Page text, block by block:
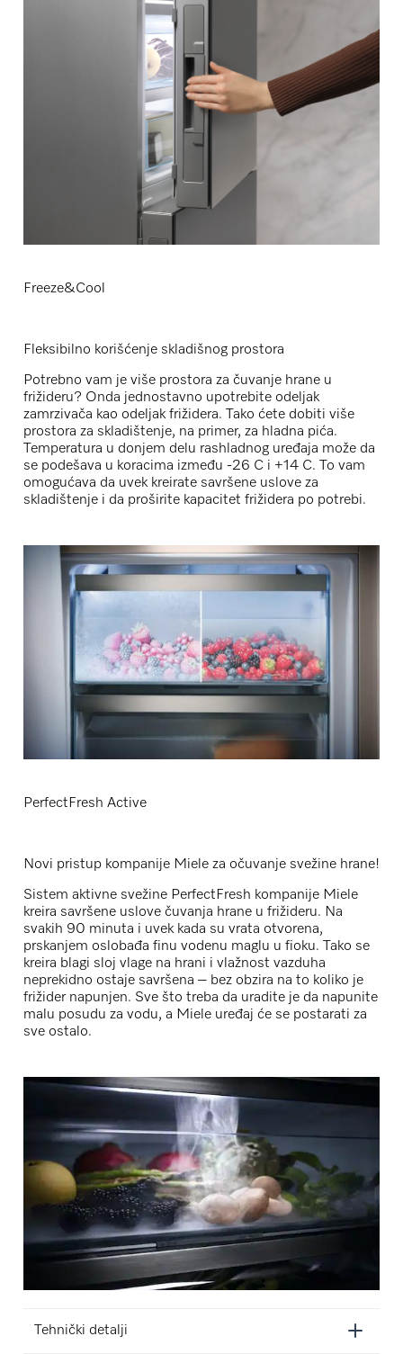
Freeze&Cool
Fleksibilno korišćenje skladišnog prostora
Potrebno vam je više prostora za čuvanje hrane u
frižideru? Onda jednostavno upotrebite odeljak
zamrzivača kao odeljak frižidera. Tako ćete dobiti više
prostora za skladištenje, na primer, za hladna pića.
Temperatura u donjem delu rashladnog uređaja može da
se podešava u koracima između -26 C i +14 C. To vam
omogućava da uvek kreirate savršene uslove za
skladištenje i da proširite kapacitet frižidera po potrebi.
PerfectFresh Active
Novi pristup kompanije Miele za očuvanje svežine hrane!
Sistem aktivne svežine PerfectFresh kompanije Miele
kreira savršene uslove čuvanja hrane u frižideru. Na
svakih 90 minuta i uvek kada su vrata otvorena,
prskanjem oslobađa finu vodenu maglu u fioku. Tako se
kreira blagi sloj vlage na hrani i vlažnost vazduha
neprekidno ostaje savršena – bez obzira na to koliko je
frižider napunjen. Sve što treba da uradite je da napunite
malu posudu za vodu, a Miele uređaj će se postarati za
sve ostalo.
Tehnički detalji